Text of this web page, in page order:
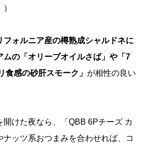
）
フォルニア産の樽熟成シャルドネに
ムの「オリーブオイルさば」や「7
食感の砂肝スモーク」 が相性の良い
開けた夜なら、「QBB 6Pチーズ カ
ナッツ系おつまみを合わせれば、コ